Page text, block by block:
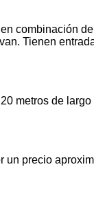
combinación
Tienen
metros de
precio